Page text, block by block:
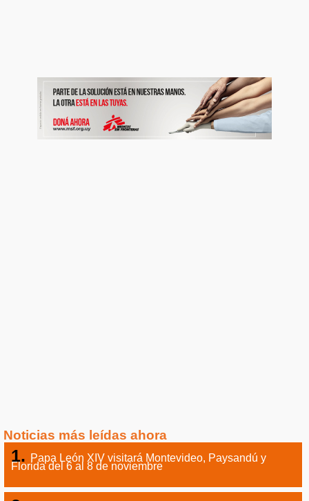
Noticias más leídas ahora
Papa León XIV visitará Montevideo, Paysandú y
Florida del 6 al 8 de noviembre